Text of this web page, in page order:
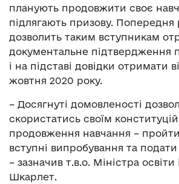
планують продовжити своє
підлягають призову. Попередня
дозволить таким вступникам
документальне підтвердження
і на підставі довідки отримати
жовтня 2020 року.
– Досягнуті домовленості
скористатись своїм
продовження навчання – пройти
вступні випробування та
– зазначив т.в.о. Міністра освіти
Шкарлет.